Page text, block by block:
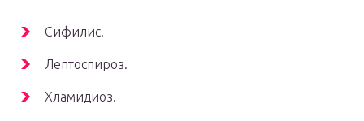
Сифилис.
Лептоспироз.
Хламидиоз.